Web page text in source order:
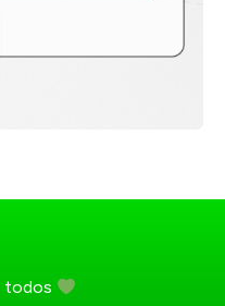
todos